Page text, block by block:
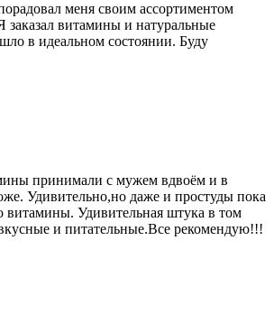
меня своим ассортиментом
заказал витамины и натуральные
в идеальном состоянии. Буду
принимали с мужем вдвоём и в
Удивительно,но даже и простуды пока
витамины. Удивительная штука в том
и питательные.Все рекомендую!!!